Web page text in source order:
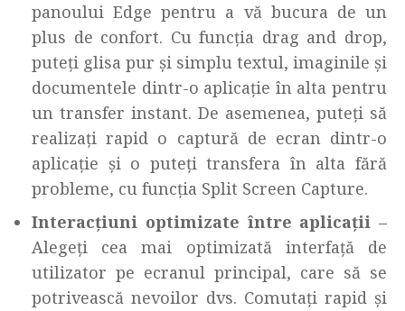
panoului Edge pentru a vă bucura de un
plus de confort. Cu funcția drag and drop,
puteți glisa pur și simplu textul, imaginile și
documentele dintr-o aplicație în alta pentru
un transfer instant. De asemenea, puteți să
realizați rapid o captură de ecran dintr-o
aplicație și o puteți transfera în alta fără
probleme, cu funcția Split Screen Capture.
Interacțiuni optimizate între aplicații –
Alegeți cea mai optimizată interfață de
utilizator pe ecranul principal, care să se
potrivească nevoilor dvs. Comutați rapid și